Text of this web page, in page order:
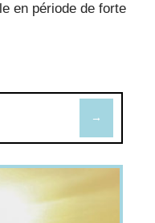
en période de forte